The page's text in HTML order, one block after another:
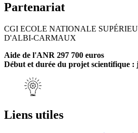
Partenariat
CGI ECOLE NATIONALE
D'ALBI-CARMAUX
Aide de l'ANR 297 700 euros
Début et durée du projet scientifique :
Liens utiles